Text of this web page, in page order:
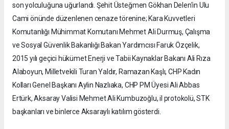
son yolculuğuna uğurlandı. Şehit Üsteğmen Gökhan Delen'in Ulu
Cami önünde düzenlenen cenaze törenine; Kara Kuvvetleri
Komutanlığı Mühimmat Komutanı Mehmet Ali Durmuş, Çalışma
ve Sosyal Güvenlik Bakanlığı Bakan Yardımcısı Faruk Özçelik,
2015 yılı geçici hükümet Enerji ve Tabii Kaynaklar Bakanı Ali Rıza
Alaboyun, Milletvekili Turan Yaldır, Ramazan Kaşlı, CHP Kadın
Kolları Genel Başkanı Aylin Nazlıaka, CHP PM Üyesi Ali Abbas
Ertürk, Aksaray Valisi Mehmet Ali Kumbuzoğlu, il protokolü, STK
başkanları ve binlerce Aksaraylı katılım gösterdi.